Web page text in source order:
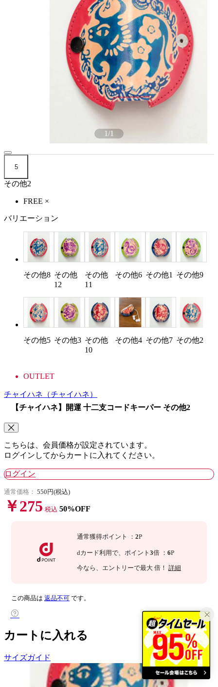
1/1
5
その他2
FREE ×
バリエーション
その他8 その他
12
その他
11
その他6 その他1 その他9
その他5 その他3 その他
10
その他4 その他7 その他2
OUTLET
チャイハネ （チャイハネ）
【チャイハネ】開運 十二支コードキーパー その他2
こちらは、会員価格が設定されています。
ログインしてからカートに入れてください。
ログイン
通常価格： 550円(税込)
￥275 税込 50%OFF
通常獲得ポイント ： 2P
dカード利用で、 ポイント 3倍 ： 6P
今なら 、エントリーで最大 倍！ 詳細
この商品は 返品不可 です。
カートに入れる
サイズガイド